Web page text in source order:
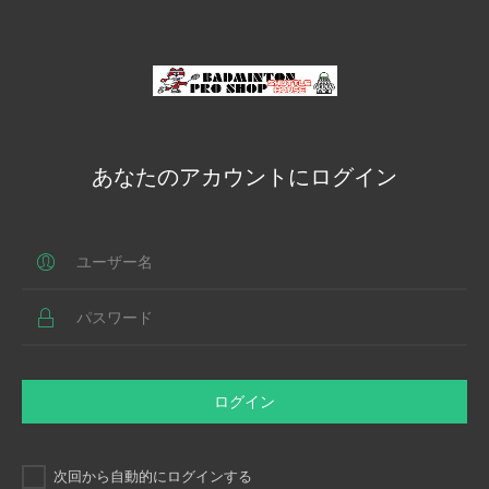
あなたのアカウントにログイン
ログイン
次回から自動的にログインする